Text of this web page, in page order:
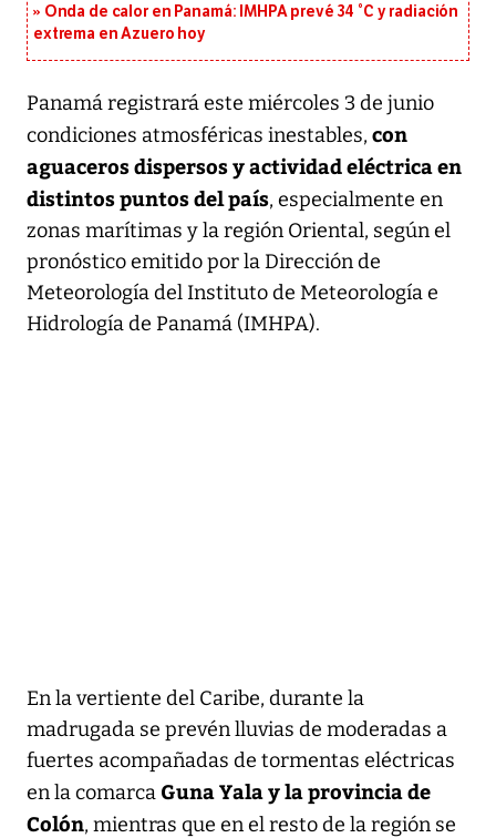
Onda de calor en Panamá: IMHPA prevé 34 °C y radiación
extrema en Azuero hoy
Panamá registrará este miércoles 3 de junio
condiciones atmosféricas inestables, con
aguaceros dispersos y actividad eléctrica en
distintos puntos del país, especialmente en
zonas marítimas y la región Oriental, según el
pronóstico emitido por la Dirección de
Meteorología del Instituto de Meteorología e
Hidrología de Panamá (IMHPA).
En la vertiente del Caribe, durante la
madrugada se prevén lluvias de moderadas a
fuertes acompañadas de tormentas eléctricas
en la comarca Guna Yala y la provincia de
Colón, mientras que en el resto de la región se